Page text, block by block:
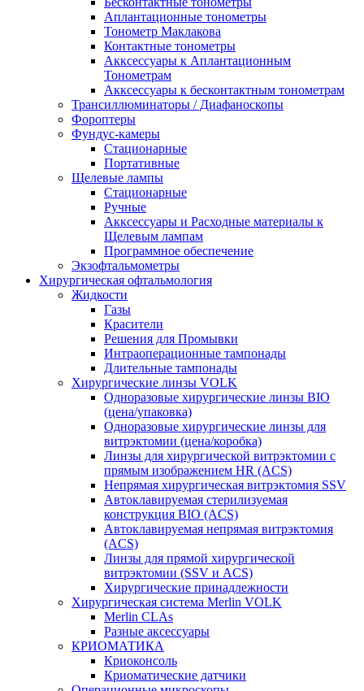
Аплантационные тонометры
Тонометр Маклакова
Контактные тонометры
Акксессуары к Аплантационным
Тонометрам
Акксессуары к бесконтактным тонометрам
Трансиллюминаторы / Диафаноскопы
Фороптеры
Фундус-камеры
Стационарные
Портативные
Щелевые лампы
Стационарные
Ручные
Акксессуары и Расходные материалы к
Щелевым лампам
Программное обеспечение
Экзофтальмометры
Хирургическая офтальмология
Жидкости
Газы
Красители
Решения для Промывки
Интраоперационные тампонады
Длительные тампонады
Хирургические линзы VOLK
Одноразовые хирургические линзы BIO
(цена/упаковка)
Одноразовые хирургические линзы для
витрэктомии (цена/коробка)
Линзы для хирургической витрэктомии с
прямым изображением HR (ACS)
Непрямая хирургическая витрэктомия SSV
Автоклавируемая стерилизуемая
конструкция BIO (ACS)
Автоклавируемая непрямая витрэктомия
(ACS)
Линзы для прямой хирургической
витрэктомии (SSV и ACS)
Хирургические принадлежности
Хирургическая система Merlin VOLK
Merlin CLAs
Разные аксессуары
КРИОМАТИКА
Криоконсоль
Криоматические датчики